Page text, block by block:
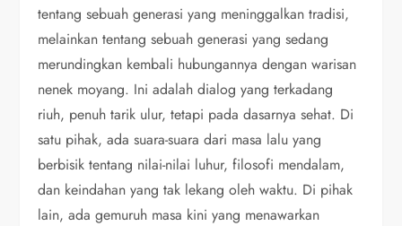
tentang sebuah generasi yang meninggalkan tradisi,
melainkan tentang sebuah generasi yang sedang
merundingkan kembali hubungannya dengan warisan
nenek moyang. Ini adalah dialog yang terkadang
riuh, penuh tarik ulur, tetapi pada dasarnya sehat. Di
satu pihak, ada suara-suara dari masa lalu yang
berbisik tentang nilai-nilai luhur, filosofi mendalam,
dan keindahan yang tak lekang oleh waktu. Di pihak
lain, ada gemuruh masa kini yang menawarkan